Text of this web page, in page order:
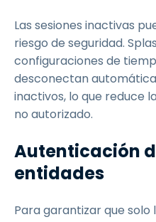
Las sesiones inactivas
riesgo de seguridad.
configuraciones de
desconectan
inactivos, lo que reduce
no autorizado.
Autenticación
entidades
Para garantizar que solo